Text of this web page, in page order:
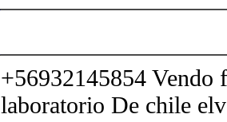
+56932145854 Vendo
laboratorio De chile